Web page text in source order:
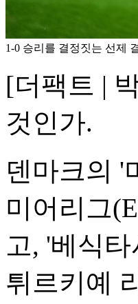
1-0 승리를 결정짓는 선제
[더팩트 |
것인가.
덴마크의 '
미어리그
고, '베식
튀르키예